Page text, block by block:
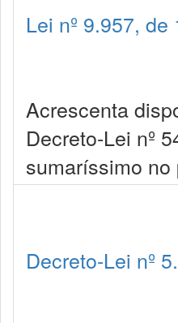
Lei nº 9.957,
Acrescenta
Decreto-Lei nº
sumaríssimo
Decreto-Lei nº